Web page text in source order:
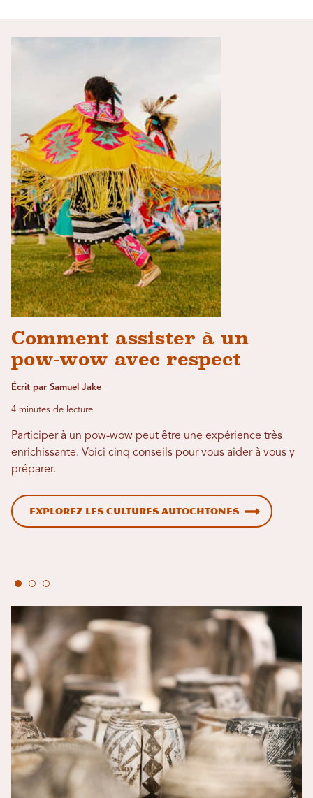
Comment assister à un
pow-wow avec respect
Écrit par Samuel Jake
4 minutes de lecture
Participer à un pow-wow peut être une expérience très
enrichissante. Voici cinq conseils pour vous aider à vous y
préparer.
Explorez les cultures autochtones